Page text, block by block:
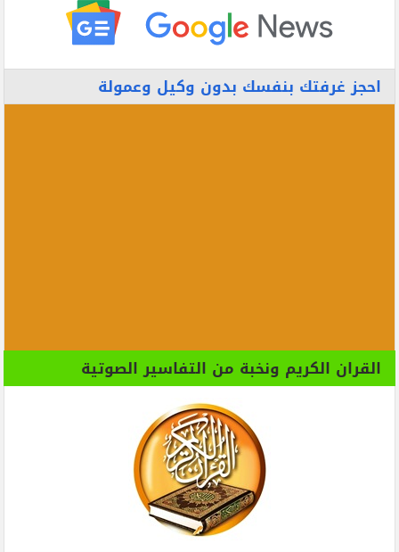
احجز غرفتك بنفسك بدون وكيل وعمولة
القران الكريم ونخبة من التفاسير الصوتية